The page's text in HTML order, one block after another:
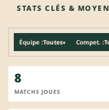
STATS CLÉS &
Équipe :Toutes▾ Compet. :
8
MATCHS JOUES